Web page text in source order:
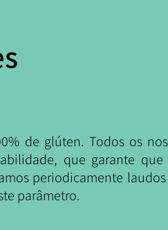
de glúten. Todos os
que garante
periodicamente
parâmetro.